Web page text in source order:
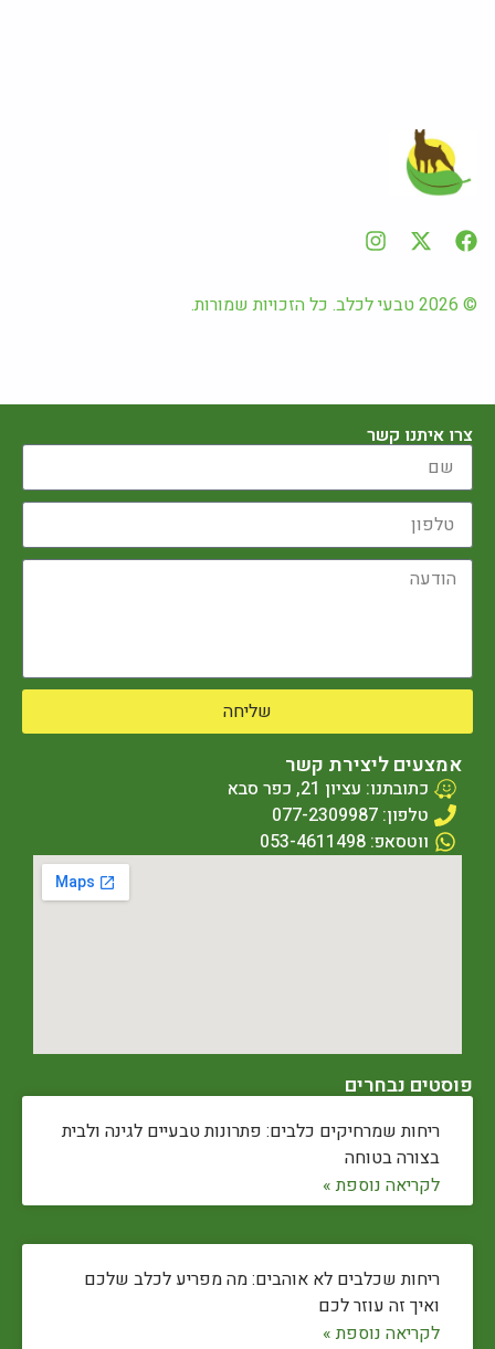
© 2026 טבעי לכלב. כל הזכויות שמורות.
צרו איתנו קשר
שליחה
אמצעים ליצירת קשר
כתובתנו: עציון 21, כפר סבא
טלפון: 077-2309987
ווטסאפ: 053-4611498
פוסטים נבחרים
ריחות שמרחיקים כלבים: פתרונות טבעיים לגינה ולבית
בצורה בטוחה
לקריאה נוספת »
ריחות שכלבים לא אוהבים: מה מפריע לכלב שלכם
ואיך זה עוזר לכם
לקריאה נוספת »